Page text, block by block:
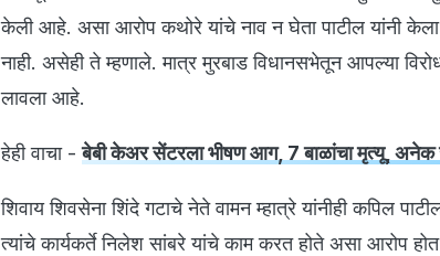
केली आहे. असा आरोप कथोरे यांचे नाव न घेता पाटील यांनी
नाही. असेही ते म्हणाले. मात्र मुरबाड विधानसभेतून आपल्या
लावला आहे.
हेही वाचा -बेबी केअर सेंटरला भीषण आग, 7 बाळांचा मृत्यू,
शिवाय शिवसेना शिंदे गटाचे नेते वामन म्हात्रे यांनीही कपिल
त्यांचे कार्यकर्ते निलेश सांबरे यांचे काम करत होते असा आरोप